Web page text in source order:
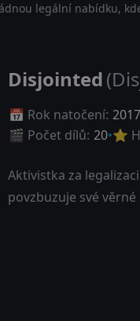
legální nabídku,
Disjointed
📅 Rok natočení: 2017
🎬 Počet dílů: 20 ⭐
Aktivistka za
povzbuzuje své